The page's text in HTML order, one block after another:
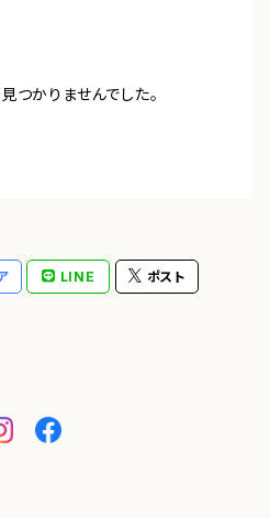
つかりませんでした。
LINE ポスト